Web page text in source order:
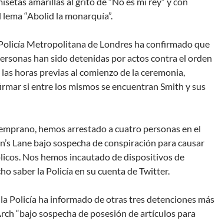
“Abolid la monarquía”.
Metropolitana de Londres ha confirmado que
han sido detenidas por actos contra el orden
horas previas al comienzo de la ceremonia,
si entre los mismos se encuentran Smith y sus
hemos arrestado a cuatro personas en el
Lane bajo sospecha de conspiración para causar
Nos hemos incautado de dispositivos de
saber la Policía en su cuenta de Twitter.
Policía ha informado de otras tres detenciones más
“bajo sospecha de posesión de artículos para